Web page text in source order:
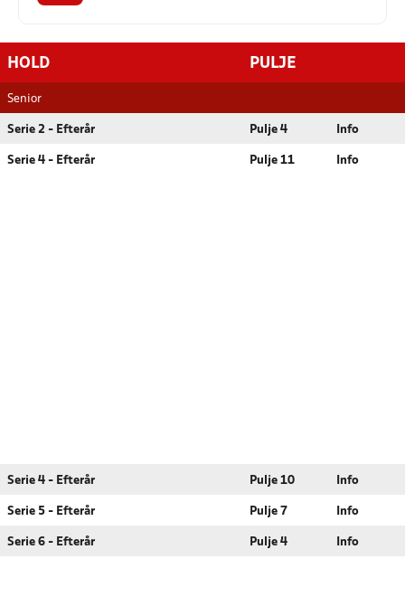
HOLD PULJE
Senior
Serie 2 - Efterår Pulje 4 Info
Serie 4 - Efterår Pulje 11 Info
Serie 4 - Efterår Pulje 10 Info
Serie 5 - Efterår Pulje 7 Info
Serie 6 - Efterår Pulje 4 Info